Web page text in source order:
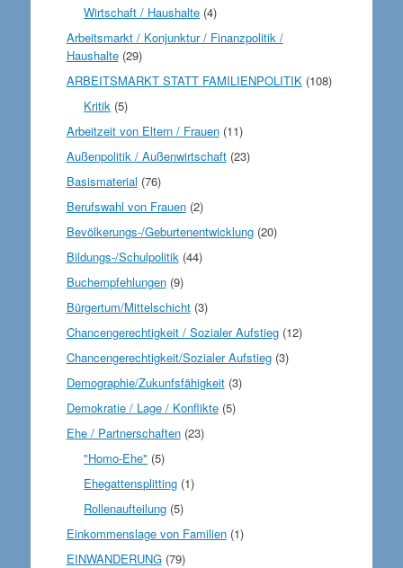
Wirtschaft / Haushalte (4)
Arbeitsmarkt / Konjunktur / Finanzpolitik /
Haushalte(29)
ARBEITSMARKT STATT FAMILIENPOLITIK(108)
Kritik (5)
Arbeitzeit von Eltern / Frauen(11)
Außenpolitik / Außenwirtschaft(23)
Basismaterial (76)
Berufswahl von Frauen(2)
Bevölkerungs-/Geburtenentwicklung(20)
Bildungs-/Schulpolitik(44)
Buchempfehlungen(9)
Bürgertum/Mittelschicht(3)
Chancengerechtigkeit / Sozialer Aufstieg(12)
Chancengerechtigkeit/Sozialer Aufstieg(3)
Demographie/Zukunfsfähigkeit(3)
Demokratie / Lage / Konflikte(5)
Ehe / Partnerschaften(23)
"Homo-Ehe" (5)
Ehegattensplitting (1)
Rollenaufteilung (5)
Einkommenslage von Familien(1)
EINWANDERUNG(79)